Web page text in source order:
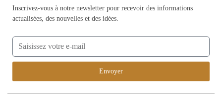
Inscrivez-vous à notre newsletter pour recevoir des informations
actualisées, des nouvelles et des idées.
Envoyer